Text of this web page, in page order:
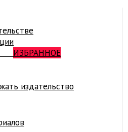
ИЗБРАННОЕ
издательство